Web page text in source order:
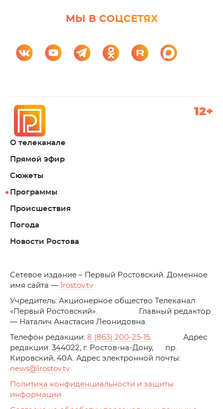
МЫ В СОЦСЕТЯХ
О телеканале
Прямой эфир
Сюжеты
Программы
Происшествия
Погода
Новости Ростова
12+
Cетевое издание – Первый Ростовский. Доменное
имя сайта —
1rostov.tv
Учредитель: Акционерное общество Телеканал
«Первый Ростовский». Главный редактор
— Наталич Анастасия Леонидовна.
Телефон редакции: 8 (863) 200-25-15. Адрес
редакции: 344022, г. Ростов-на-Дону, пр.
Кировский, 40А. Адрес электронной почты:
news@1rostov.tv
Политика конфиденциальности и защиты
информации